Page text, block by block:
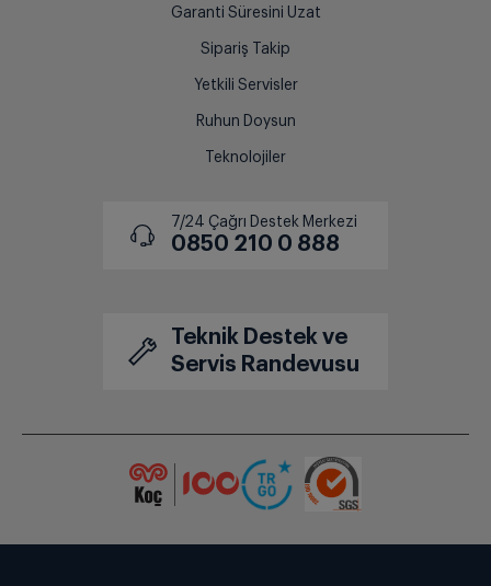
Garanti Süresini Uzat
Sipariş Takip
Yetkili Servisler
Ruhun Doysun
Teknolojiler
7/24 Çağrı Destek Merkezi
0850 210 0 888
Teknik Destek ve
Servis Randevusu